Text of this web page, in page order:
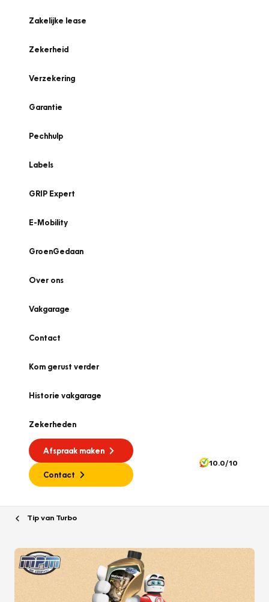
Zakelijke lease
Zekerheid
Verzekering
Garantie
Pechhulp
Labels
GRIP Expert
E-Mobility
GroenGedaan
Over ons
Vakgarage
Contact
Kom gerust verder
Historie vakgarage
Zekerheden
Afspraak maken
Contact
10.0/10
Tip van Turbo